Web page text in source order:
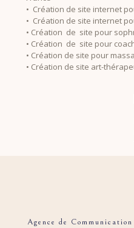
• Création de site internet
• Création de site internet
• Création de site pour
• Création de site pour
• Création de site pour
• Création de site art-
Agence de